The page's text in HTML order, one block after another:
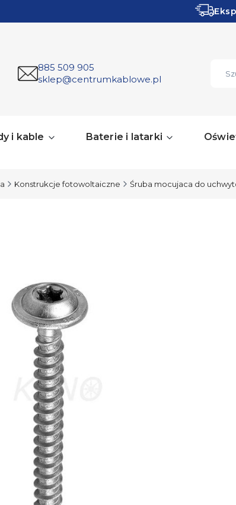
885 509 905
sklep@centrumkablowe.pl
i kable Baterie i latarki
Konstrukcje fotowoltaiczne Śruba mocujaca do